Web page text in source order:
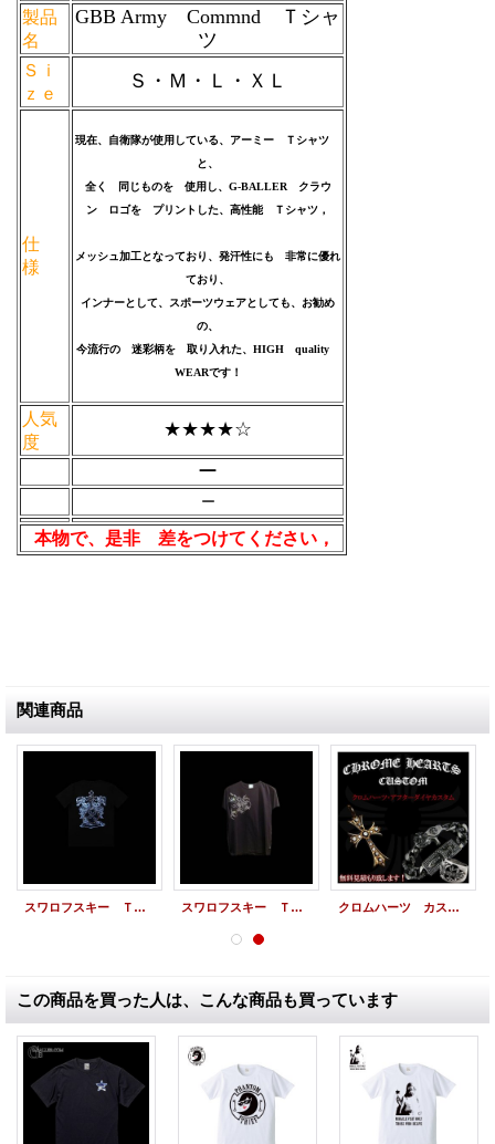
製品
名
GBB Army Commnd Ｔシャ
ツ
Ｓｉ
ｚｅ
Ｓ・Ｍ・Ｌ・ＸＬ
仕
様
現在、自衛隊が使用している、アーミー Ｔシャツ
と、
全く 同じものを 使用し、G-BALLER クラウ
ン ロゴを プリントした、高性能 Ｔシャツ，
メッシュ加工となっており、発汗性にも 非常に優れ
ており、
インナーとして、スポーツウェアとしても、お勧め
の、
今流行の 迷彩柄を 取り入れた、HIGH quality
WEARです！
人気
度
★★★★☆
ー
ー
本物で、是非 差をつけてください，
関連商品
スワロフスキー Ｔシャツ エンブレム スワロＴシャツ オーダーメイド スワロフスキー Ｔシャツ ドラゴン スワロTシャツ オーダーメイド カスタム クロムハーツ カスタム アフターダイヤ， クロムカスタム 最高の仕上がりをお約束 致します。
この商品を買った人は、こんな商品も買っています